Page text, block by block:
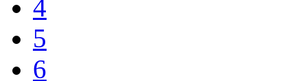
4
5
6